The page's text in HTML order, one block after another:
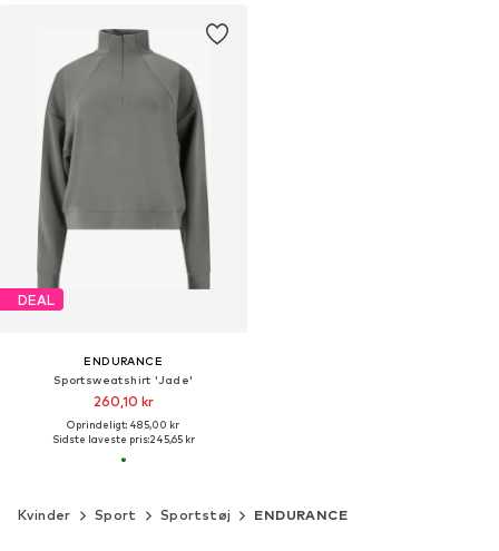
DEAL
ENDURANCE
Sportsweatshirt 'Jade'
260,10 kr
Oprindeligt: 485,00 kr
Sidste laveste pris:245,65 kr
Kvinder Sport Sportstøj ENDURANCE